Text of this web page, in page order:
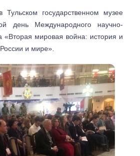
государственном музее
день Международного научно-
мировая война: история и
и мире».